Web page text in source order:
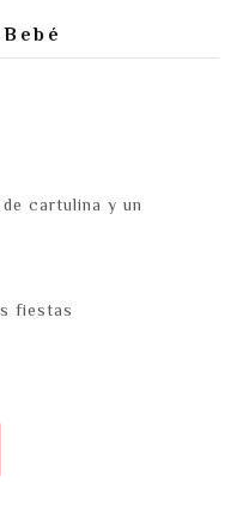
cartulina y un
fiestas